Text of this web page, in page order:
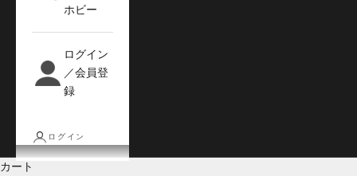
ホビー
ログイン
／会員登
録
ログイン
カート